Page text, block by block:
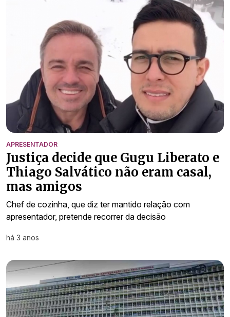
APRESENTADOR
Justiça decide que Gugu Liberato e
Thiago Salvático não eram casal,
mas amigos
Chef de cozinha, que diz ter mantido relação com
apresentador, pretende recorrer da decisão
há 3 anos